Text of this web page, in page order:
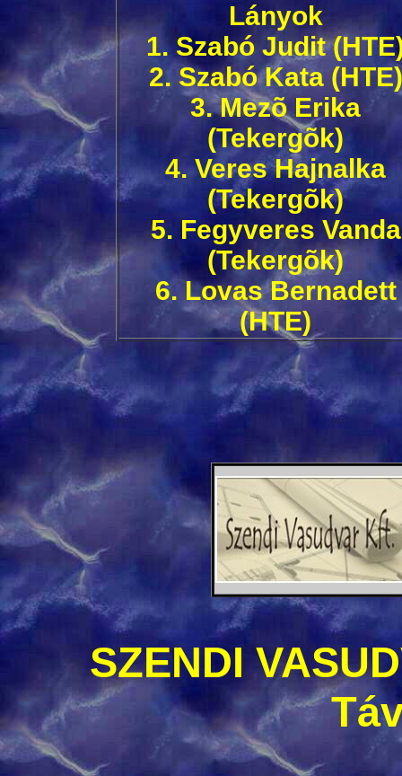
Lányok
1. Szabó Judit
2. Szabó Kata (HTE)
3. Mezõ Erika
(Tekergõk)
4. Veres Hajnalka
(Tekergõk)
5. Fegyveres Vanda
(Tekergõk)
6. Lovas Bernadett
(HTE)
SZENDI